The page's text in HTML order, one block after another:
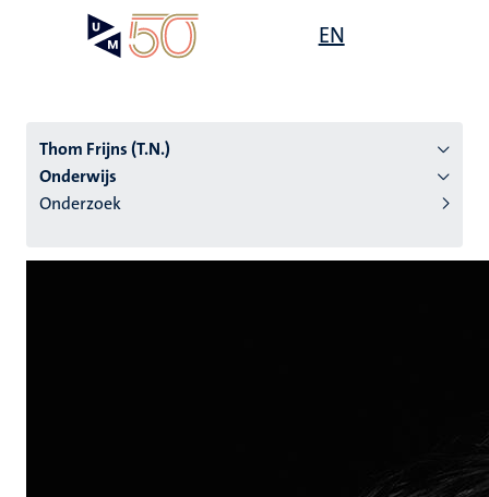
EN
Thom Frijns (T.N.)
Onderwijs
Onderzoek